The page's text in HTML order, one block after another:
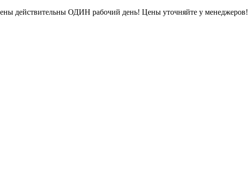
действительны ОДИН рабочий день! Цены уточняйте у менеджеров!